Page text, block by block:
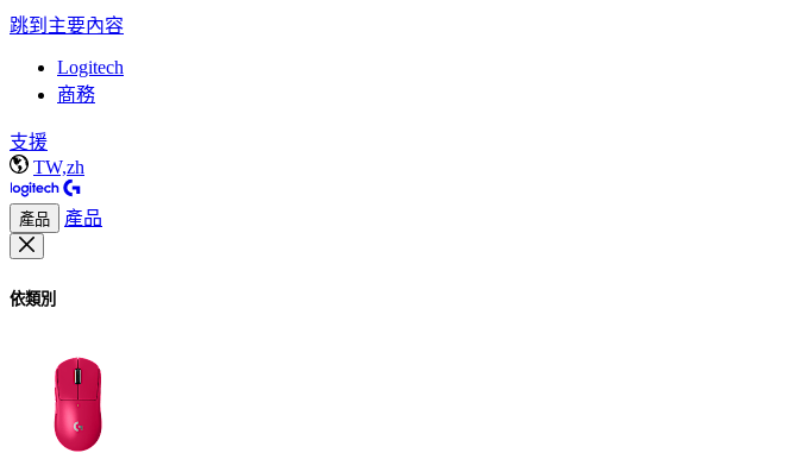
跳到主要內容
Logitech
商務
支援
TW,zh
產品 產品
依類別